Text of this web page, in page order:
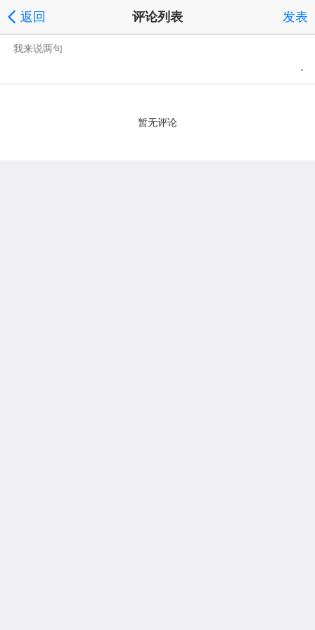
返回 评论列表 发表
暂无评论